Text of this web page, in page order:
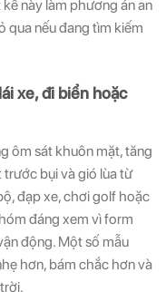
này làm phương án an
qua nếu đang tìm kiếm
xe, đi biển hoặc
ôm sát khuôn mặt, tăng
bụi và gió lùa từ
đạp xe, chơi golf hoặc
đáng xem vì form
động. Một số mẫu
hơn, bám chắc hơn và